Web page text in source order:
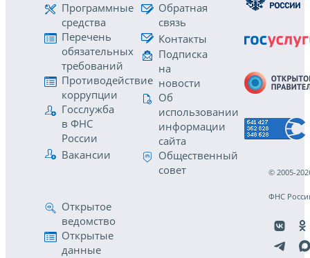
Программные
средства
Перечень
обязательных
требований
Противодействие
коррупции
Госслужба
в ФНС
России
Вакансии
Обратная
связь
Контакты
Подписка
на
новости
Об
использовании
информации
сайта
Общественный
совет
Открытое
ведомство
Открытые
данные
© 2005-
ФНС